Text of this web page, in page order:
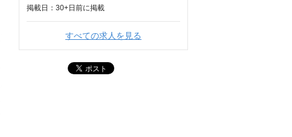
掲載日： 30+日 前に掲載
すべての求人を見る